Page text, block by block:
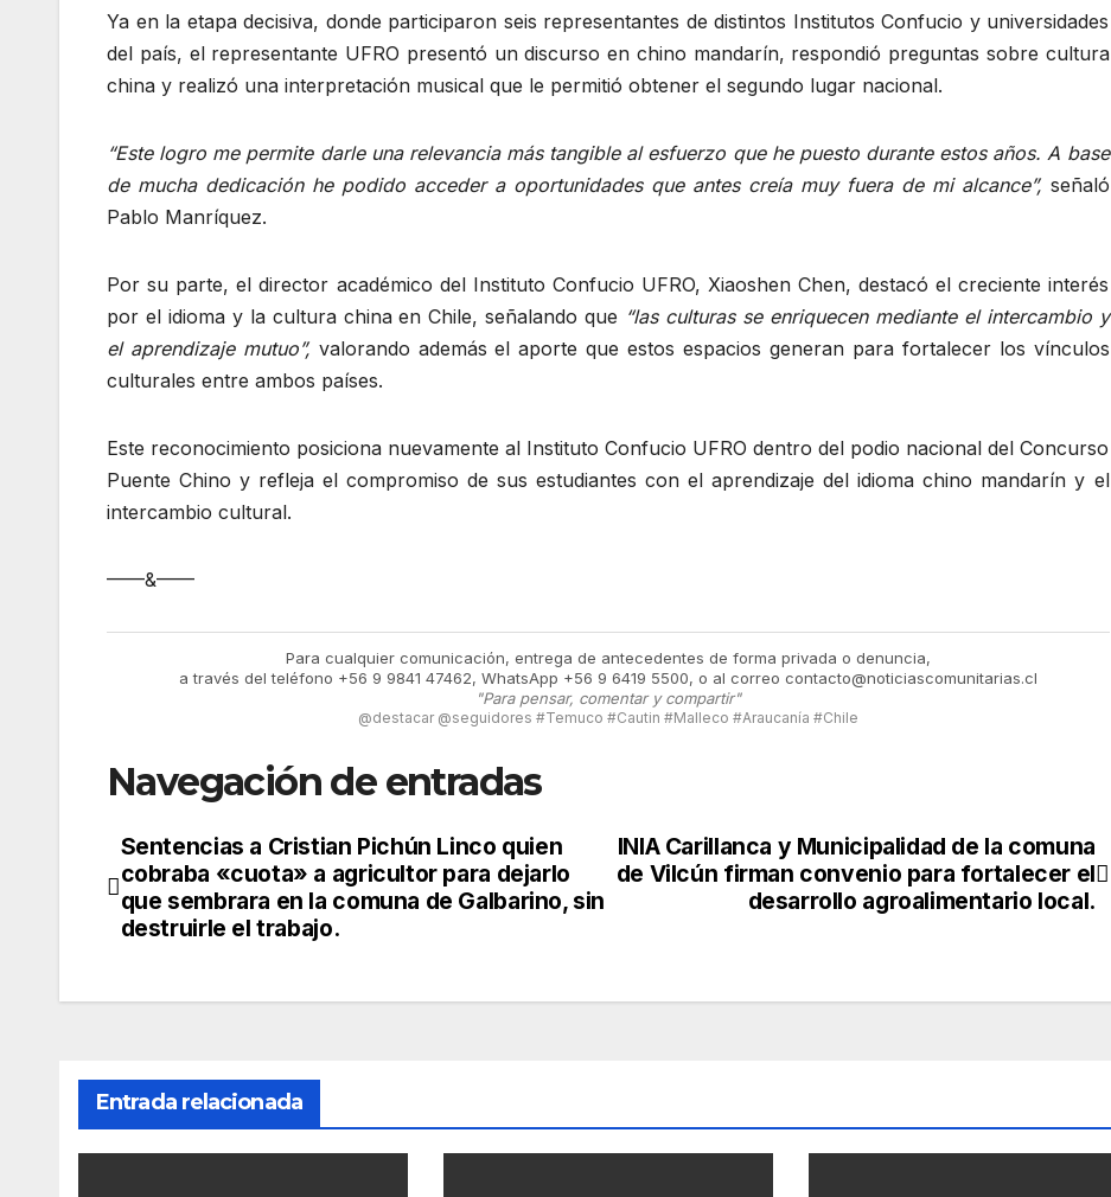
Ya en la etapa decisiva, donde participaron seis representantes de distintos Institutos Confucio y universidades
del país, el representante UFRO presentó un discurso en chino mandarín, respondió preguntas sobre cultura
china y realizó una interpretación musical que le permitió obtener el segundo lugar nacional.
“Este logro me permite darle una relevancia más tangible al esfuerzo que he puesto durante estos años. A base
de mucha dedicación he podido acceder a oportunidades que antes creía muy fuera de mi alcance”, señaló
Pablo Manríquez.
Por su parte, el director académico del Instituto Confucio UFRO, Xiaoshen Chen, destacó el creciente interés
por el idioma y la cultura china en Chile, señalando que “las culturas se enriquecen mediante el intercambio y
el aprendizaje mutuo”, valorando además el aporte que estos espacios generan para fortalecer los vínculos
culturales entre ambos países.
Este reconocimiento posiciona nuevamente al Instituto Confucio UFRO dentro del podio nacional del Concurso
Puente Chino y refleja el compromiso de sus estudiantes con el aprendizaje del idioma chino mandarín y el
intercambio cultural.
——&——
Para cualquier comunicación, entrega de antecedentes de forma privada o denuncia,
a través del teléfono +56 9 9841 47462, WhatsApp +56 9 6419 5500, o al correo contacto@noticiascomunitarias.cl
"Para pensar, comentar y compartir"
@destacar @seguidores #Temuco #Cautin #Malleco #Araucanía #Chile
Navegación de entradas
INIA Carillanca y Municipalidad de la comuna
de Vilcún firman convenio para fortalecer el
desarrollo agroalimentario local.
Sentencias a Cristian Pichún Linco quien
cobraba «cuota» a agricultor para dejarlo
que sembrara en la comuna de Galbarino, sin
destruirle el trabajo.
Entrada relacionada